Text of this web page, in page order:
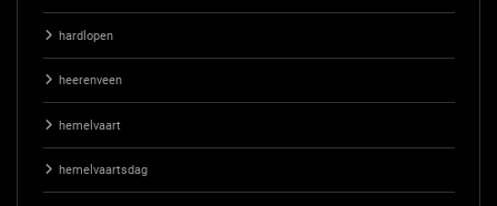
hardlopen
heerenveen
hemelvaart
hemelvaartsdag